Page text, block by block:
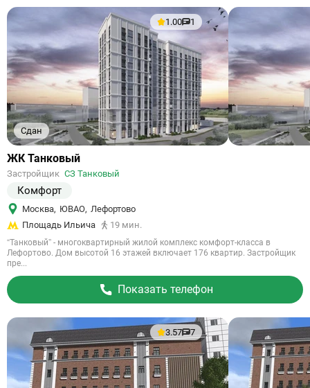
Сдан
1.00 1
Ссылка
объект
ЖК Танковый
Застройщик СЗ Танковый
Комфорт
Москва, ЮВАО, Лефортово
Площадь Ильича
19 мин.
“Танковый” - многоквартирный жилой комплекс комфорт-класса в
Лефортово. Дом высотой 16 этажей включает 176 квартир. Застройщик
пре...
Показать телефон
3.57 7